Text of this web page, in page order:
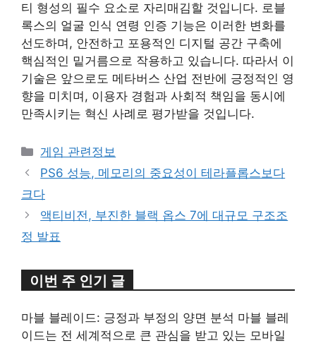
티 형성의 필수 요소로 자리매김할 것입니다. 로블
록스의 얼굴 인식 연령 인증 기능은 이러한 변화를
선도하며, 안전하고 포용적인 디지털 공간 구축에
핵심적인 밑거름으로 작용하고 있습니다. 따라서 이
기술은 앞으로도 메타버스 산업 전반에 긍정적인 영
향을 미치며, 이용자 경험과 사회적 책임을 동시에
만족시키는 혁신 사례로 평가받을 것입니다.
카
테
리
게임 관련정보
PS6 성능, 메모리의 중요성이 테라플롭스보다
크다
액티비전, 부진한 블랙 옵스 7에 대규모 구조조
정 발표
이번 주 인기 글
마블 블레이드: 긍정과 부정의 양면 분석 마블 블레
이드는 전 세계적으로 큰 관심을 받고 있는 모바일